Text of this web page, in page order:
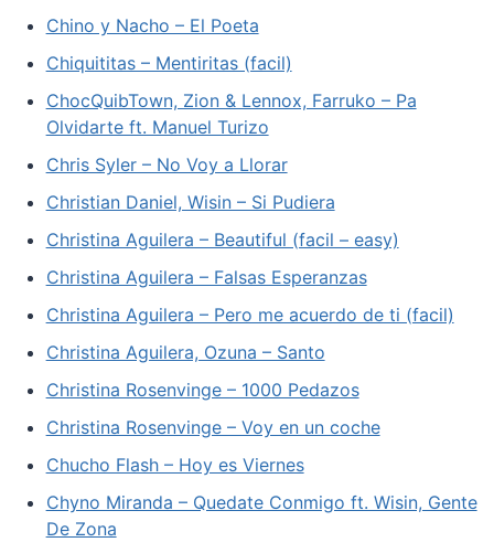
Chino y Nacho – El Poeta
Chiquititas – Mentiritas (facil)
ChocQuibTown, Zion & Lennox, Farruko – Pa
Olvidarte ft. Manuel Turizo
Chris Syler – No Voy a Llorar
Christian Daniel, Wisin – Si Pudiera
Christina Aguilera – Beautiful (facil – easy)
Christina Aguilera – Falsas Esperanzas
Christina Aguilera – Pero me acuerdo de ti (facil)
Christina Aguilera, Ozuna – Santo
Christina Rosenvinge – 1000 Pedazos
Christina Rosenvinge – Voy en un coche
Chucho Flash – Hoy es Viernes
Chyno Miranda – Quedate Conmigo ft. Wisin, Gente
De Zona